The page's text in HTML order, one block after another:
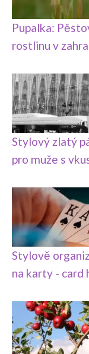
Pupalka:
rostlinu v
Stylový zlatý
pro muže s
Stylově
na karty - card